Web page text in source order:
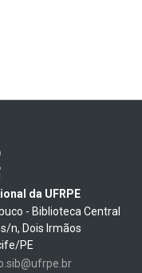
da UFRPE
- Biblioteca Central
n, Dois Irmãos
PE